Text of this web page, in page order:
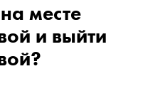
месте
и выйти